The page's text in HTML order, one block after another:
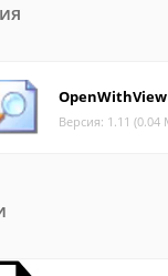
OpenWithView
Версия: 1.11 (0.04